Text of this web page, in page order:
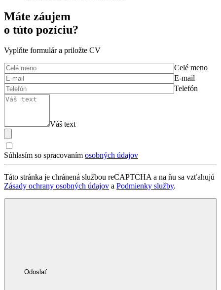
Máte záujem
o túto pozíciu?
Vyplňte formulár a priložte CV
Celé meno
E-mail
Telefón
Váš text
Súhlasím so spracovaním osobných údajov
Táto stránka je chránená službou reCAPTCHA a na ňu sa vzťahujú
Zásady ochrany osobných údajov a Podmienky služby.
Odoslať